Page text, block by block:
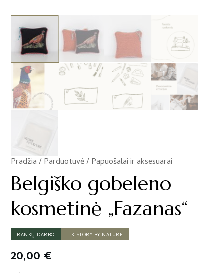
Pradžia/Parduotuvė/Papuošalai ir aksesuarai
/
Belgiško gobeleno
kosmetinė „Fazanas“
RANKŲ DARBO TIK STORY BY NATURE
20,00 €